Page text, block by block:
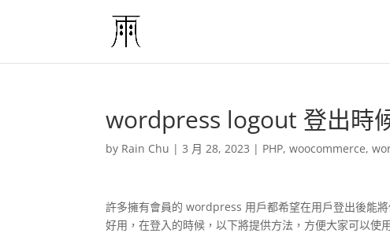
wordpress logout 登出時
by Rain Chu |3 月 28, 2023 | PHP,woocommerce,
許多擁有會員的 wordpress 用戶都希望在用戶登出後能
好用，在登入的時候，以下將提供方法，方便大家可以使